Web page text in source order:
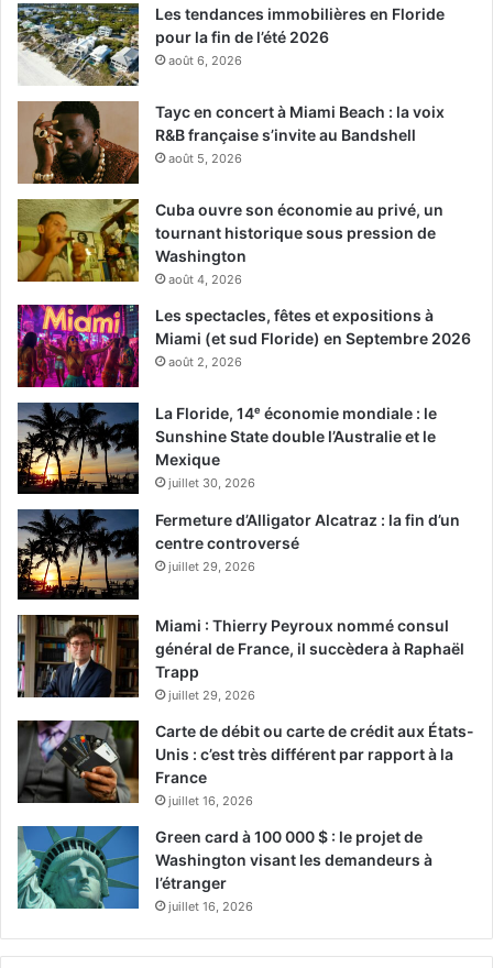
Les tendances immobilières en Floride
pour la fin de l’été 2026
août 6, 2026
Tayc en concert à Miami Beach : la voix
R&B française s’invite au Bandshell
août 5, 2026
Cuba ouvre son économie au privé, un
tournant historique sous pression de
Washington
août 4, 2026
Les spectacles, fêtes et expositions à
Miami (et sud Floride) en Septembre 2026
août 2, 2026
La Floride, 14ᵉ économie mondiale : le
Sunshine State double l’Australie et le
Mexique
juillet 30, 2026
Fermeture d’Alligator Alcatraz : la fin d’un
centre controversé
juillet 29, 2026
Miami : Thierry Peyroux nommé consul
général de France, il succèdera à Raphaël
Trapp
juillet 29, 2026
Carte de débit ou carte de crédit aux États-
Unis : c’est très différent par rapport à la
France
juillet 16, 2026
Green card à 100 000 $ : le projet de
Washington visant les demandeurs à
l’étranger
juillet 16, 2026